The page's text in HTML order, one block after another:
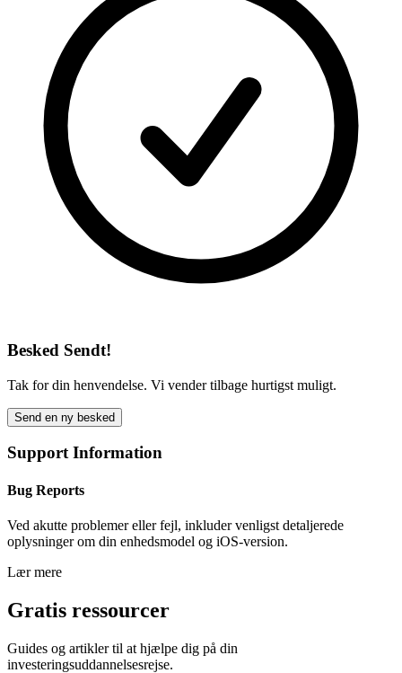
Besked Sendt!
Tak for din henvendelse. Vi vender tilbage hurtigst muligt.
Send en ny besked
Support Information
Bug Reports
Ved akutte problemer eller fejl, inkluder venligst detaljerede
oplysninger om din enhedsmodel og iOS-version.
Lær mere
Gratis ressourcer
Guides og artikler til at hjælpe dig på din
investeringsuddannelsesrejse.